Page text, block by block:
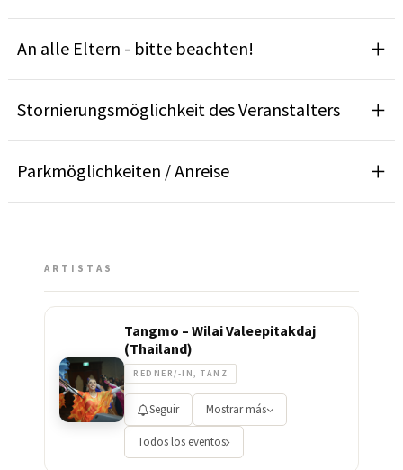
An alle Eltern - bitte beachten!
Stornierungsmöglichkeit des Veranstalters
Parkmöglichkeiten / Anreise
ARTISTAS
Tangmo – Wilai Valeepitakdaj
(Thailand)
REDNER/-IN, TANZ
Seguir Mostrar más
Todos los eventos